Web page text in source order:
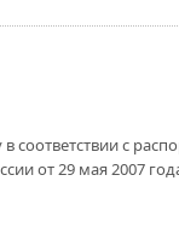
соответствии с
от 29 мая 2007